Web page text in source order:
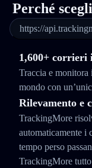
Perché
https://
1,600+ corrieri
Traccia e
mondo con
Rilevamento e
TrackingMore
automaticamente i
tempo perso
TrackingMore